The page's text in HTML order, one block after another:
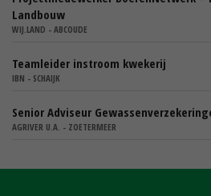
Landbouw
WIJ.LAND - ABCOUDE
Teamleider instroom kwekerij
IBN - SCHAIJK
Senior Adviseur
AGRIVER U.A. - ZOETERMEER